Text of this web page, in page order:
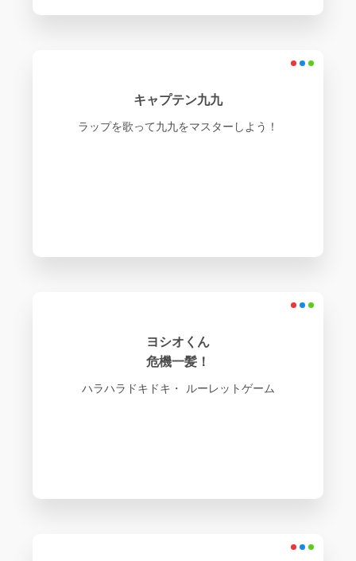
キャプテン九九
ラップを歌って九九をマスターしよう！
ヨシオくん
危機一髪！
ハラハラドキドキ・ ルーレットゲーム